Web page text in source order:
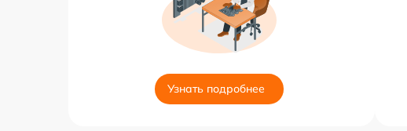
Узнать подробнее